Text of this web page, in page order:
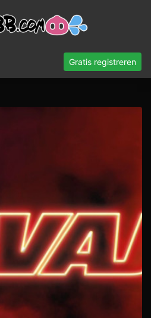
Gratis registreren